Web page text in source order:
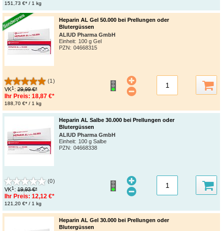
151,73 €* / 1 kg
Heparin AL Gel 50.000 bei Prellungen oder
Blutergüssen
ALIUD Pharma GmbH
Einheit: 100 g Gel
PZN: 04668315
(1)
VK1 : 29,99 €*
Ihr Preis: 18,87 €*
188,70 €* / 1 kg
Heparin AL Salbe 30.000 bei Prellungen oder
Blutergüssen
ALIUD Pharma GmbH
Einheit: 100 g Salbe
PZN: 04668338
(0)
VK1 : 19,93 €*
Ihr Preis: 12,12 €*
121,20 €* / 1 kg
Heparin AL Gel 30.000 bei Prellungen oder
Blutergüssen